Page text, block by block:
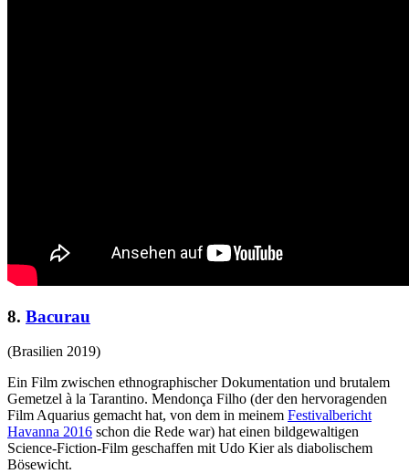
8. Bacurau
(Brasilien 2019)
Ein Film zwischen ethnographischer Dokumentation und brutalem
Gemetzel à la Tarantino. Mendonça Filho (der den hervoragenden
Film Aquarius gemacht hat, von dem in meinem Festivalbericht
Havanna 2016 schon die Rede war) hat einen bildgewaltigen
Science-Fiction-Film geschaffen mit Udo Kier als diabolischem
Bösewicht.